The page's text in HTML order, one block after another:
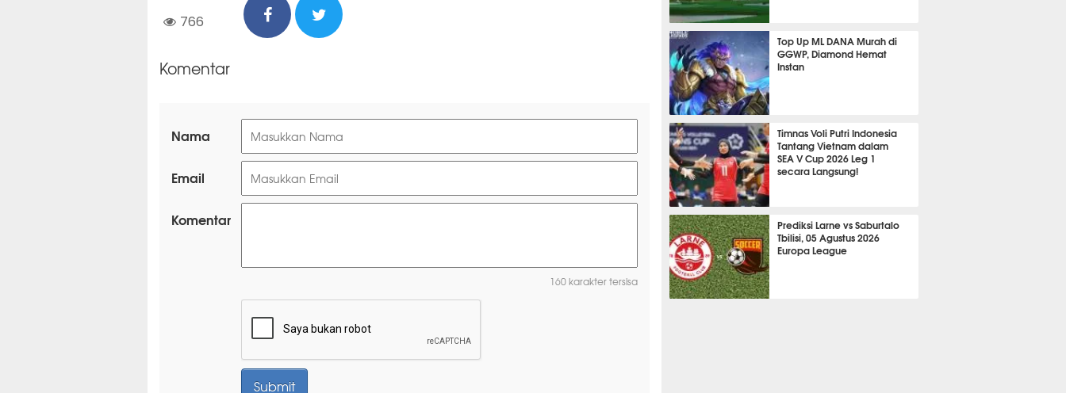
766
Komentar
Nama
Email
Komentar
160 karakter tersisa
GOLF
Top Up ML DANA Murah di
GGWP, Diamond Hemat
Instan
ESPORTS
Timnas Voli Putri Indonesia
Tantang Vietnam dalam
SEA V Cup 2026 Leg 1
secara Langsung!
OLAHRAGA LAIN
Prediksi Larne vs Saburtalo
Tbilisi, 05 Agustus 2026
Europa League